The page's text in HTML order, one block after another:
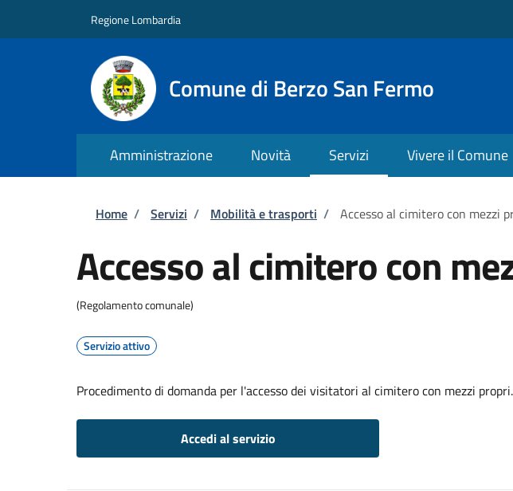
Regione Lombardia
Comune di Berzo San Fermo
Amministrazione Novità Servizi Vivere il Comune
Briciole di pane
Home / Servizi / Mobilità e trasporti / Accesso al cimitero con mezzi
Accesso al cimitero con
(Regolamento comunale)
Servizio attivo
Procedimento di domanda per l'accesso dei visitatori al cimitero con mezzi propri.
Accedi al servizio